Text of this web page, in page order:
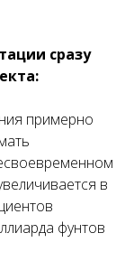
сразу
примерно
в
фунтов